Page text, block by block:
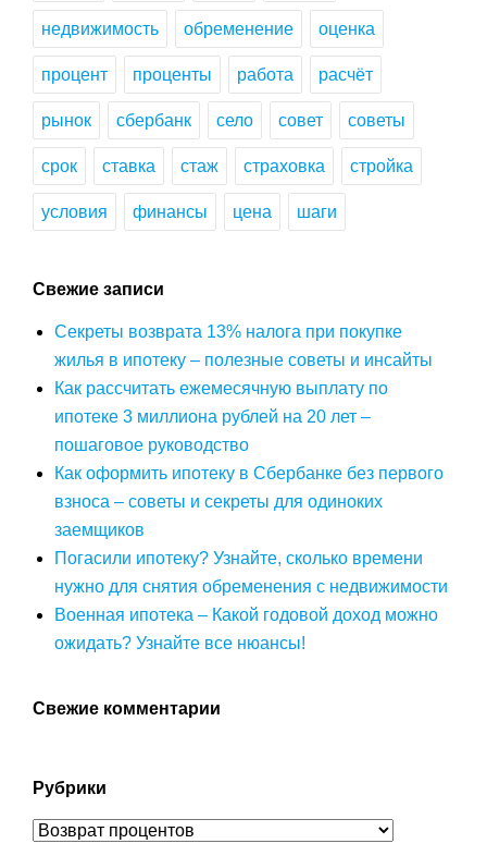
недвижимость обременение оценка
процент проценты работа расчёт
рынок сбербанк село совет советы
срок ставка стаж страховка стройка
условия финансы цена шаги
Свежие записи
Секреты возврата 13% налога при покупке
жилья в ипотеку – полезные советы и инсайты
Как рассчитать ежемесячную выплату по
ипотеке 3 миллиона рублей на 20 лет –
пошаговое руководство
Как оформить ипотеку в Сбербанке без первого
взноса – советы и секреты для одиноких
заемщиков
Погасили ипотеку? Узнайте, сколько времени
нужно для снятия обременения с недвижимости
Военная ипотека – Какой годовой доход можно
ожидать? Узнайте все нюансы!
Свежие комментарии
Рубрики
Рубрики